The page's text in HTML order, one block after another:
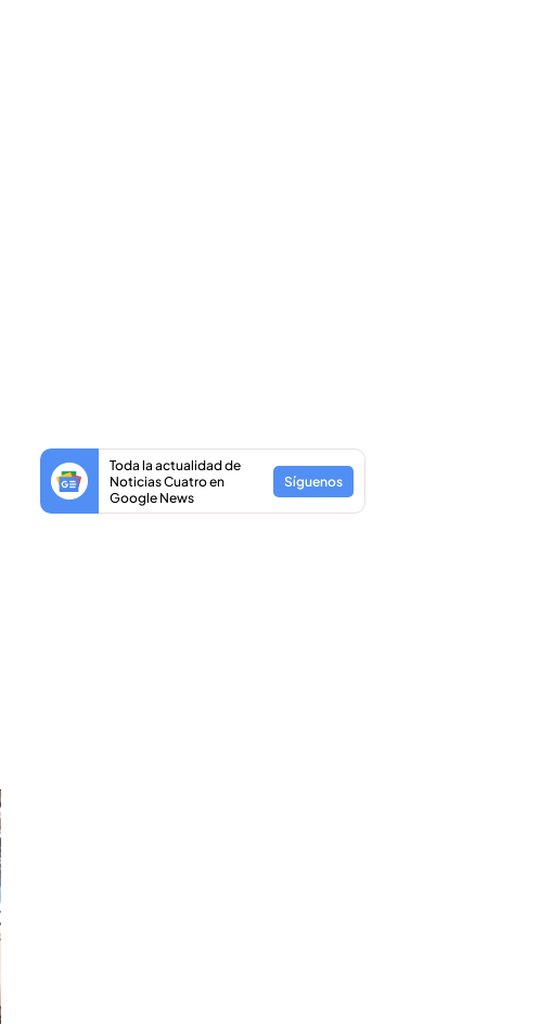
Toda la actualidad de
Noticias Cuatro en
Google News
Síguenos